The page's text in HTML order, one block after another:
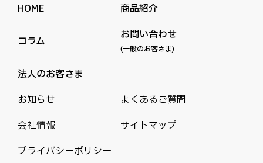
HOME 商品紹介
コラム お問い合わせ
(一般のお客さま)
法人のお客さま
お知らせ
よくあるご質問
会社情報
サイトマップ
プライバシーポリシー